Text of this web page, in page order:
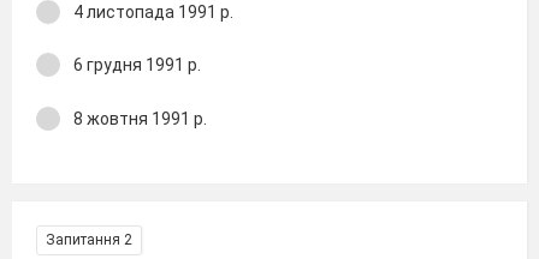
4 листопада 1991 р.
6 грудня 1991 р.
8 жовтня 1991 р.
Запитання 2